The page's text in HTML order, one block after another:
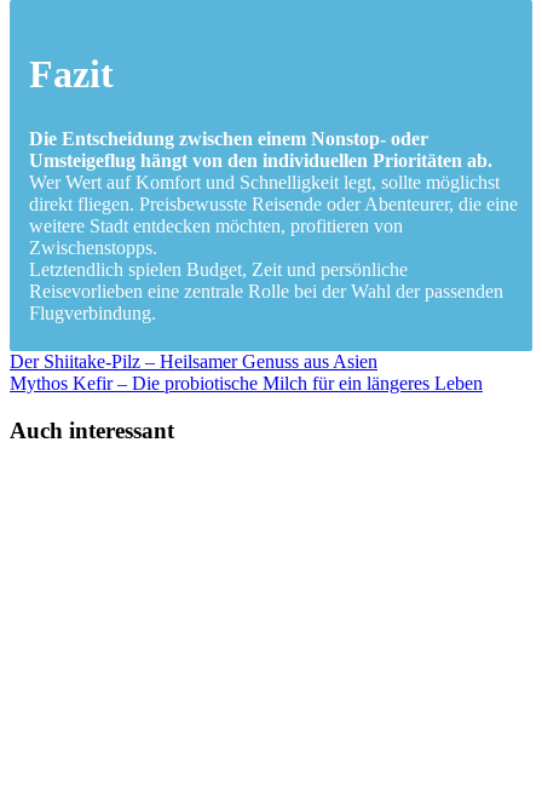
Fazit
Die Entscheidung zwischen einem Nonstop- oder
Umsteigeflug hängt von den individuellen Prioritäten ab.
Wer Wert auf Komfort und Schnelligkeit legt, sollte möglichst
direkt fliegen. Preisbewusste Reisende oder Abenteurer, die eine
weitere Stadt entdecken möchten, profitieren von
Zwischenstopps.
Letztendlich spielen Budget, Zeit und persönliche
Reisevorlieben eine zentrale Rolle bei der Wahl der passenden
Flugverbindung.
Der Shiitake-Pilz – Heilsamer Genuss aus Asien
Mythos Kefir – Die probiotische Milch für ein längeres Leben
Auch interessant